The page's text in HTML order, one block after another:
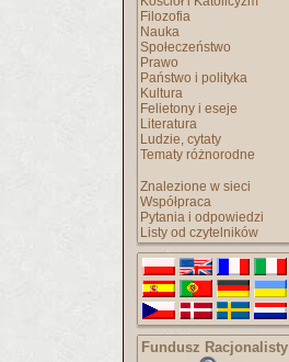
Filozofia
Nauka
Społeczeństwo
Prawo
Państwo i polityka
Kultura
Felietony i eseje
Literatura
Ludzie, cytaty
Tematy różnorodne
Znalezione w sieci
Współpraca
Pytania i odpowiedzi
Listy od czytelników
Fundusz Racjonalisty